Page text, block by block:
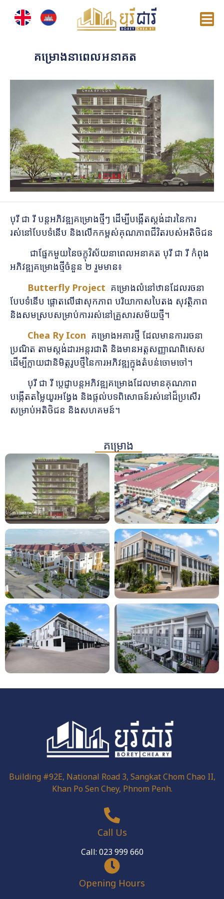
គម្រោងនាពេលអនាគត
បុរី ជា រី បន្តអភិវឌ្ឍគម្រោងថ្មីៗ ដើម្បីបង្កើតស្តង់ដារនៃការ
រស់នៅបែបទំនើប និងលើកកម្ពស់គុណភាពជីវិតរបស់អតិថិជន
ជាផ្នែកមួយនៃចក្ខុវិស័យនាពេលអនាគត បុរី ជា រី កំពុង
អភិវឌ្ឍគម្រោងថ្មីចំនួន ២ រួមមាន៖
Butterfly Project គម្រោងលំនៅឋានដែលរចនា
បែបទំនើប ផ្តោតលើផាសុកភាព បរិយាកាសបៃតង សុវត្ថិភាព
និងសមស្របសម្រាប់ការរស់នៅគ្រួសារសម័យថ្មី។
Chea Ry Icon គម្រោងអគារថ្មី ដែលមានការរចនា
ប្រណិត តាមស្តង់ដារអន្តរជាតិ និងមានអត្តសញ្ញាណពិសេស
ដើម្បីក្លាយជានិមិត្តរូបថ្មីនៃការអភិវឌ្ឍក្នុងតំបន់ចោមចៅ។
បុរី ជា រី ប្តេជ្ញាបន្តអភិវឌ្ឍគម្រោងដែលមានគុណភាព
បង្កើតតម្លៃយូរអង្វែង និងផ្តល់បទពិសោធន៍រស់នៅដ៏ប្រសើរ
សម្រាប់អតិថិជន និងសហគមន៍។
គម្រោង
Building #92E, National Road 3, Sangkat Chom Chao II,
Khan Po Sen Chey, Phnom Penh.
Call Us
Call: 023 999 660
Opening Hours